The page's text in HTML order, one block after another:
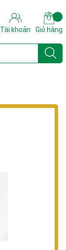
Tài khoản Giỏ hàng